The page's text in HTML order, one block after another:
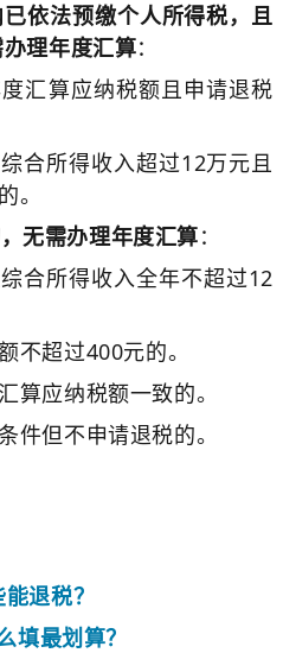
依法预缴个人所得税，且
理年度汇算：
汇算应纳税额且申请退税
合所得收入超过12万元且
。
无需办理年度汇算：
合所得收入全年不超过12
不超过400元的。
算应纳税额一致的。
件但不申请退税的。
退税？
填最划算？